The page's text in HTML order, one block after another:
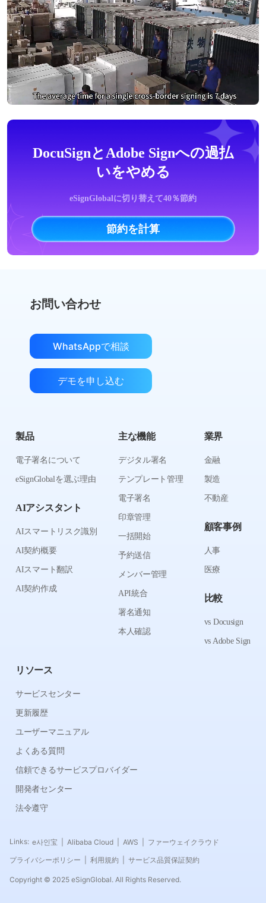
DocuSignとAdobe Signへの過払
いをやめる
eSignGlobalに切り替えて40％節約
節約を計算
お問い合わせ
WhatsAppで相談
デモを申し込む
製品
電子署名について
eSignGlobalを選ぶ理由
AIアシスタント
AIスマートリスク識別
AI契約概要
AIスマート翻訳
AI契約作成
主な機能
デジタル署名
テンプレート管理
電子署名
印章管理
一括開始
予約送信
メンバー管理
API統合
署名通知
本人確認
業界
金融
製造
不動産
顧客事例
人事
医療
比較
vs Docusign
vs Adobe Sign
リソース
サービスセンター
更新履歴
ユーザーマニュアル
よくある質問
信頼できるサービスプロバイダー
開発者センター
法令遵守
Links: e사인宝 Alibaba Cloud AWS
ファーウェイクラウド
プライバシーポリシー
利用規約 サービス品質保証契約
Copyright © 2025 eSignGlobal. All Rights Reserved.